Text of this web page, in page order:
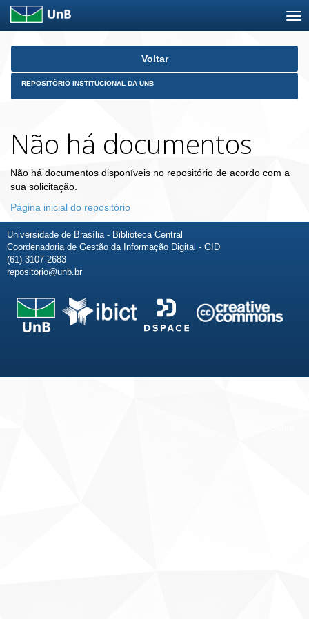
Skip
Voltar
REPOSITÓRIO INSTITUCIONAL DA UNB
Não há documentos
Não há documentos disponíveis no repositório de acordo com a
sua solicitação.
Página inicial do repositório
Universidade de Brasília - Biblioteca Central
Coordenadoria de Gestão da Informação Digital - GID
(61) 3107-2683
repositorio@unb.br